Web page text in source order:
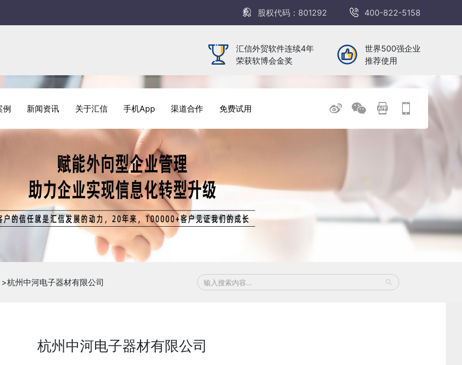
股权代码：801292 400-822-5158
汇信外贸软件连续4年
荣获软博会金奖
世界500强企业
推荐使用
例 新闻资讯 关于汇信 手机App 渠道合作 免费试用
>杭州中河电子器材有限公司
杭州中河电子器材有限公司